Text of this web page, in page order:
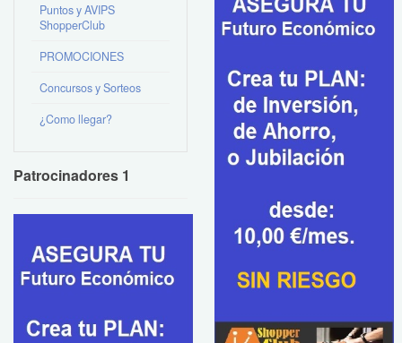
Puntos y AVIPS
ShopperClub
PROMOCIONES
Concursos y Sorteos
¿Como llegar?
Patrocinadores 1